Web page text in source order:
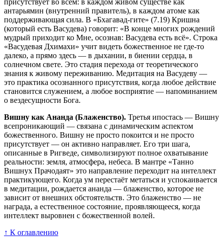
присутствует во всём: в каждом живом существе как
антарьямин (внутренний правитель), в каждом атоме как
поддерживающая сила. В «Бхагавад-гите» (7.19) Кришна
(который есть Васудева) говорит: «В конце многих рождений
мудрый приходит ко Мне, осознав: Васудева есть всё». Строка
«Васудевая Дхимахи» учит видеть божественное не где-то
далеко, а прямо здесь — в дыхании, в биении сердца, в
солнечном свете. Это стадия перехода от теоретического
знания к живому переживанию. Медитация на Васудеву —
это практика осознанного присутствия, когда любое действие
становится служением, а любое восприятие — напоминанием
о вездесущности Бога.
Вишну как Ананда (Блаженство). Третья ипостась — Вишну
всепроникающий — связана с динамическим аспектом
божественного. Вишну не просто покоится и не просто
присутствует — он активно направляет. Его три шага,
описанные в Ригведе, символизируют полное охватывание
реальности: земля, атмосфера, небеса. В мантре «Танно
Вишнух Прачодаят» это направление переходит на интеллект
практикующего. Когда ум перестаёт метаться и успокаивается
в медитации, рождается ананда — блаженство, которое не
зависит от внешних обстоятельств. Это блаженство — не
награда, а естественное состояние, проявляющееся, когда
интеллект выровнен с божественной волей.
↑ К оглавлению